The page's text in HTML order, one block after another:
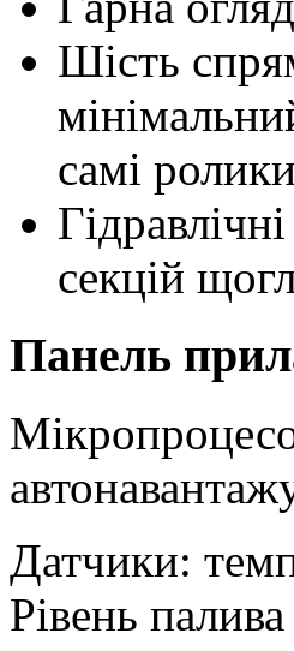
Шість
самі
секцій
Панель
Датчики:
Рівень